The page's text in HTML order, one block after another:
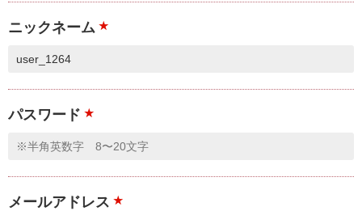
ニックネーム ★
パスワード ★
メールアドレス ★